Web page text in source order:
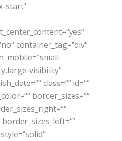
start“
container_tag=“div“
visibility“
class=““ id=““
border_sizes=““